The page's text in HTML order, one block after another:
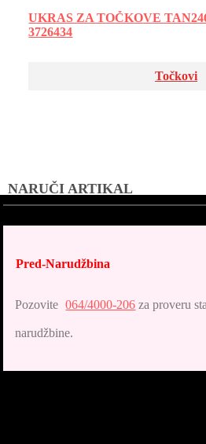
UKRAS ZA TOČKOVE
3726434
Točkovi
NARUČI ARTIKAL
Pred-Narudžbina
Pozovite 064/4000-206 za proveru
narudžbine.